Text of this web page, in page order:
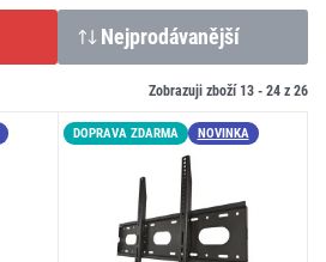
Nejprodávanější
Zobrazuji zboží 13 - 24 z 26
DOPRAVA ZDARMA NOVINKA